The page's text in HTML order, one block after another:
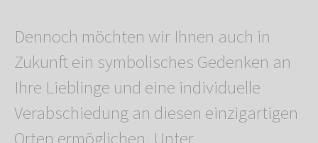
Dennoch möchten wir Ihnen auch in
Zukunft ein symbolisches Gedenken an
Ihre Lieblinge und eine individuelle
Verabschiedung an diesen einzigartigen